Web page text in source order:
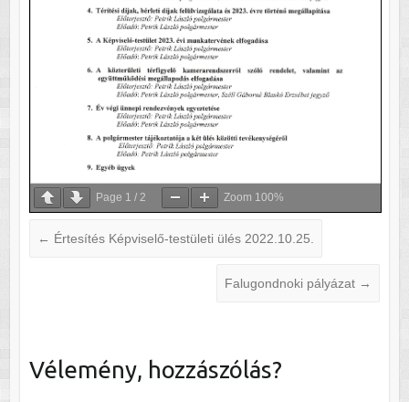
Page 1 / 2 Zoom 100%
← Értesítés Képviselő-testületi ülés 2022.10.25.
Falugondnoki pályázat →
Vélemény, hozzászólás?